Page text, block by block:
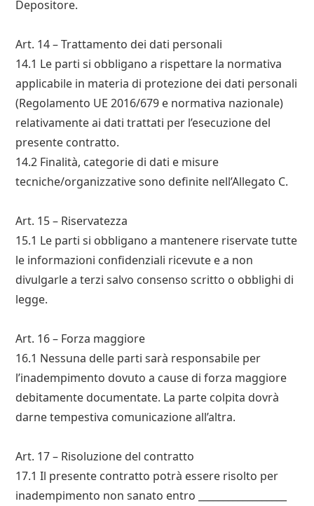
Depositorе.
Art. 14 – Trattamento dei dati personali
14.1 Le parti si obbligano a rispettare la normativa
applicabile in materia di protezione dei dati personali
(Regolamento UE 2016/679 e normativa nazionale)
relativamente ai dati trattati per l’esecuzione del
presente contratto.
14.2 Finalità, categorie di dati e misure
tecniche/organizzative sono definite nell’Allegato C.
Art. 15 – Riservatezza
15.1 Le parti si obbligano a mantenere riservate tutte
le informazioni confidenziali ricevute e a non
divulgarle a terzi salvo consenso scritto o obblighi di
legge.
Art. 16 – Forza maggiore
16.1 Nessuna delle parti sarà responsabile per
l’inadempimento dovuto a cause di forza maggiore
debitamente documentate. La parte colpita dovrà
darne tempestiva comunicazione all’altra.
Art. 17 – Risoluzione del contratto
17.1 Il presente contratto potrà essere risolto per
inadempimento non sanato entro __________________